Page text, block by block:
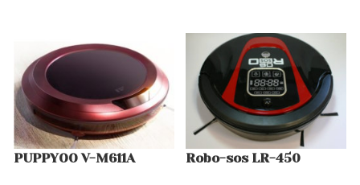
PUPPYOO V-M611A Robo-sos LR-450